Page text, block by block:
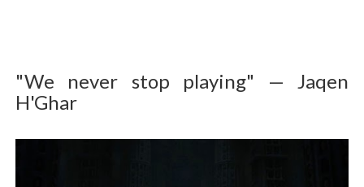
"We never stop playing" — Jaqen
H'Ghar